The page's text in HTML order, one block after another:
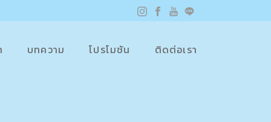
บทความ โปรโมชัน ติดต่อเรา